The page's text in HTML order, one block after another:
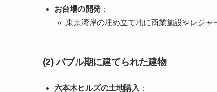
お台場の開発 ：
東京湾岸の埋め立て地に商業施設やレジャ
(2) バブル期に建てられた建物
六本木ヒルズの土地購入 ：